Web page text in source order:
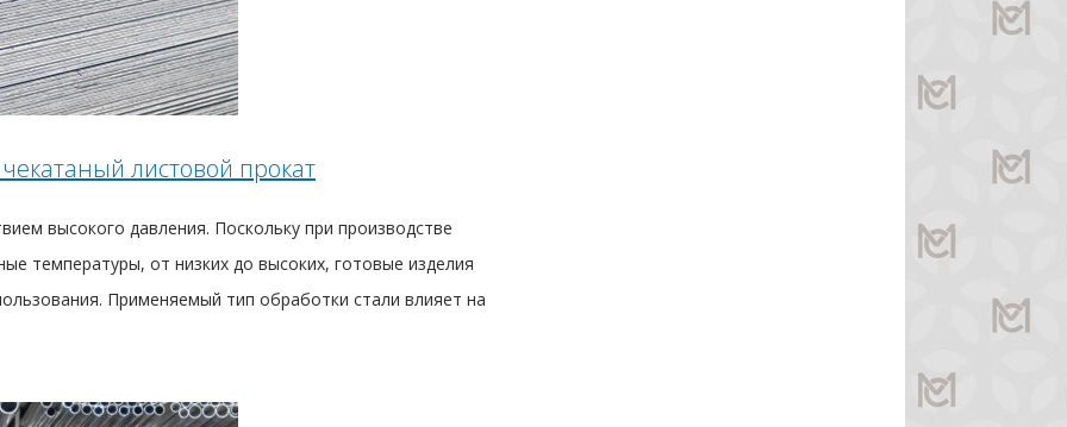
листовой прокат
высокого давления. Поскольку при производстве
температуры, от низких до высоких, готовые изделия
Применяемый тип обработки стали влияет на